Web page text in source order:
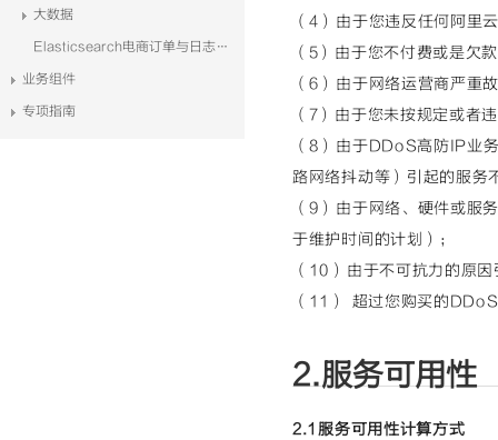
大数据
Elasticsearch电商订单与日志系统解决方案
业务组件
专项指南
（4）由于您违反任何阿里
（5）由于您不付费或是欠
（6）由于网络运营商严重
（7）由于您未按规定或者
（8）由于DDoS高防IP业
路网络抖动等）引起的服务
（9）由于网络、硬件或服
于维护时间的计划）；
（10）由于不可抗力的原
（11） 超过您购买的
2.服务可用性
2.1服务可用性计算方式